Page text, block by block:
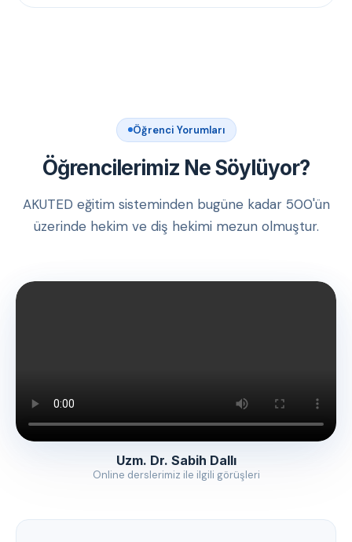
Öğrenci Yorumları
Öğrencilerimiz Ne Söylüyor?
AKUTED eğitim sisteminden bugüne kadar 500'ün
üzerinde hekim ve diş hekimi mezun olmuştur.
Uzm. Dr. Sabih Dallı
Online derslerimiz ile ilgili görüşleri